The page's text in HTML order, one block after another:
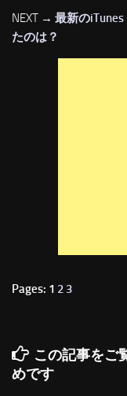
NEXT → 最新の
たのは？
Pages: 1 2 3
この記事をご
めです